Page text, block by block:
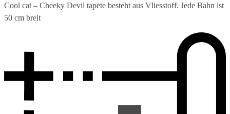
Cool cat – Cheeky Devil tapete besteht aus Vliesstoff. Jede Bahn ist
50 cm breit